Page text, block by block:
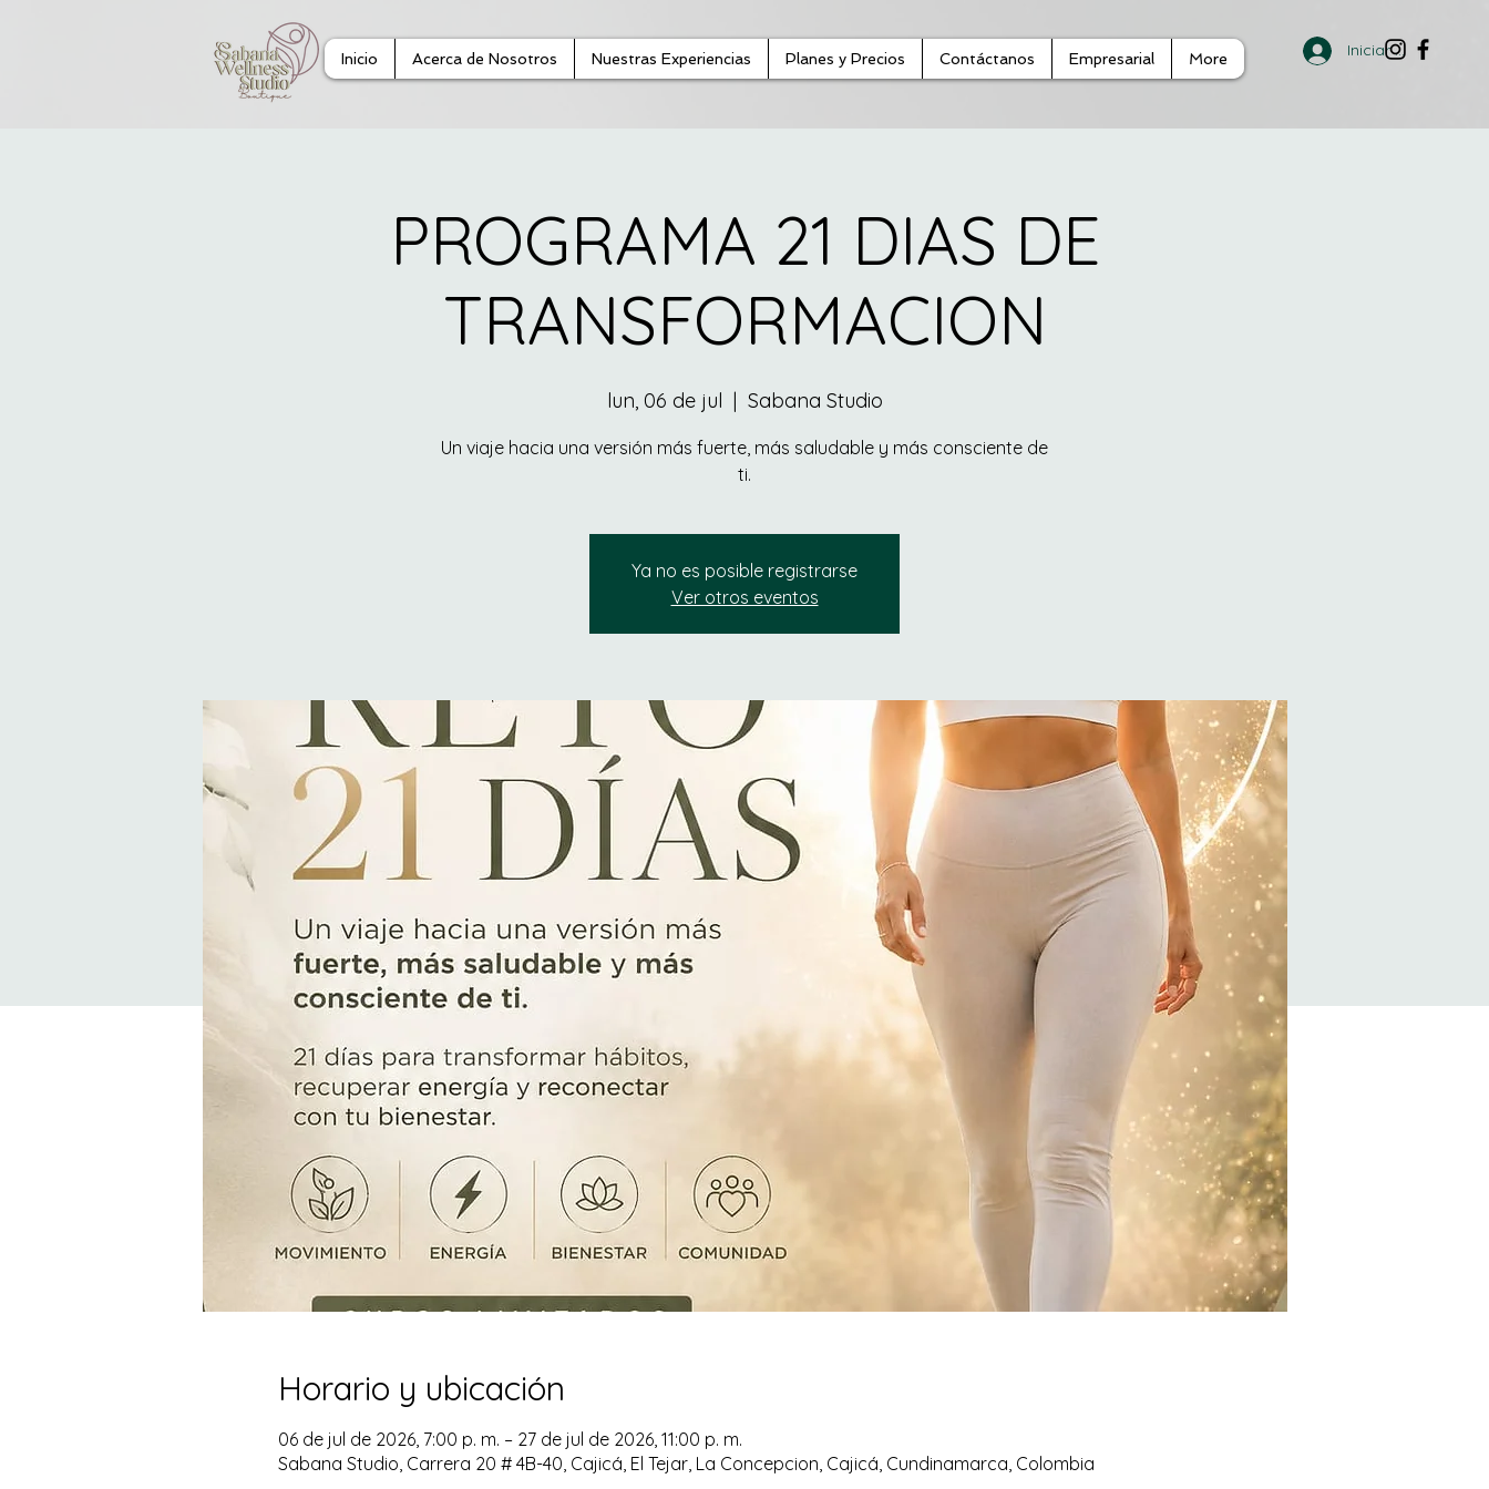
Inicio Acerca de Nosotros Nuestras Experiencias Planes y Precios Contáctanos Empresarial More Iniciar sesión
PROGRAMA 21 DIAS DE
TRANSFORMACION
lun, 06 de jul
  |
Sabana Studio
Un viaje hacia una versión más fuerte, más saludable y más consciente de
ti.
Ya no es posible registrarse
Ver otros eventos
Horario y ubicación
06 de jul de 2026, 7:00 p. m. – 27 de jul de 2026, 11:00 p. m.
Sabana Studio, Carrera 20 # 4B-40, Cajicá, El Tejar, La Concepcion, Cajicá, Cundinamarca, Colombia